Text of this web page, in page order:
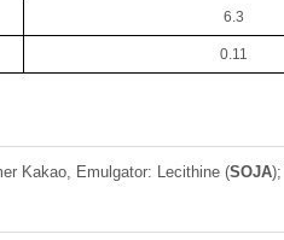
6.3
0.11
Kakao, Emulgator: Lecithine (SOJA);